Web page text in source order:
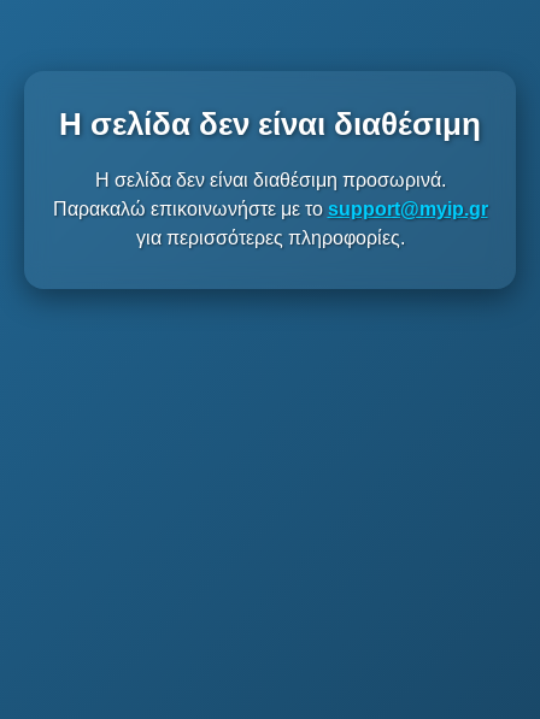
Η σελίδα δεν είναι διαθέσιμη
Η σελίδα δεν είναι διαθέσιμη προσωρινά.
Παρακαλώ επικοινωνήστε με το support@myip.gr
για περισσότερες πληροφορίες.